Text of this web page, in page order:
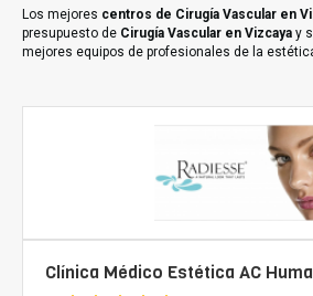
Los mejores centros de Cirugía Vascular en
presupuesto de Cirugía Vascular en Vizcaya y
mejores equipos de profesionales de la
Clínica Médico Estética AC